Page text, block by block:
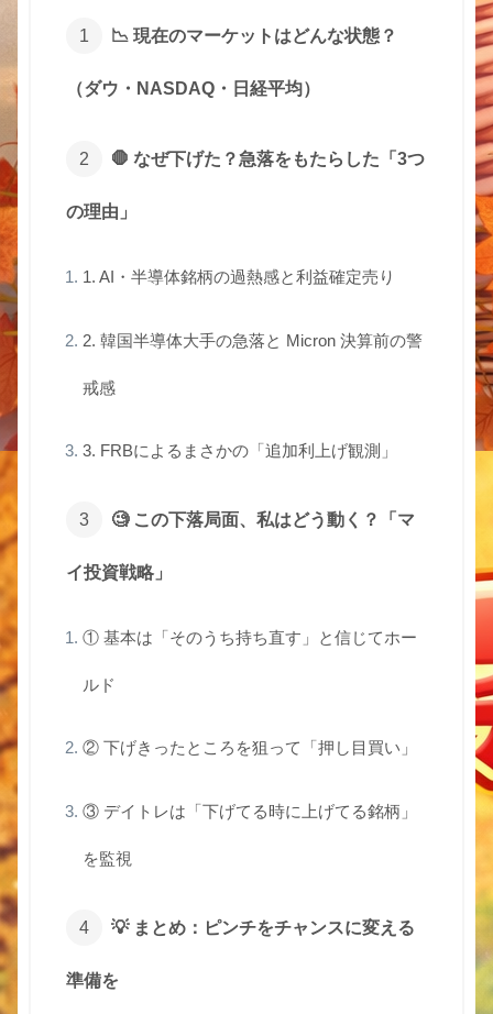
📉 現在のマーケットはどんな状態？
（ダウ・NASDAQ・日経平均）
🛑 なぜ下げた？急落をもたらした「3つ
の理由」
1. AI・半導体銘柄の過熱感と利益確定売り
2. 韓国半導体大手の急落と Micron 決算前の警
戒感
3. FRBによるまさかの「追加利上げ観測」
🧐 この下落局面、私はどう動く？「マ
イ投資戦略」
① 基本は「そのうち持ち直す」と信じてホー
ルド
② 下げきったところを狙って「押し目買い」
③ デイトレは「下げてる時に上げてる銘柄」
を監視
💡 まとめ：ピンチをチャンスに変える
準備を